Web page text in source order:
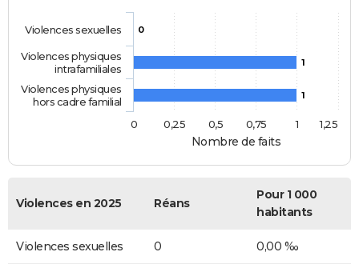
Nombre de faits
0
1
1
Violences sexuelles
Violences physiques
intrafamiliales
Violences physiques
hors cadre familial
0
1
0,25 0,5 0,75 1,25
Violences en 2025 Réans
Pour 1 000
habitants
Violences sexuelles 0 0,00 ‰